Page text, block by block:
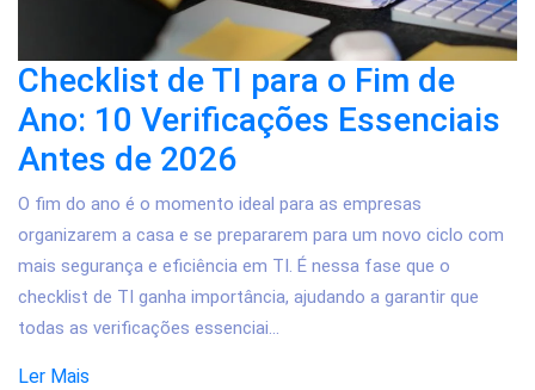
Checklist de TI para o Fim de
Ano: 10 Verificações Essenciais
Antes de 2026
O fim do ano é o momento ideal para as empresas
organizarem a casa e se prepararem para um novo ciclo com
mais segurança e eficiência em TI. É nessa fase que o
checklist de TI ganha importância, ajudando a garantir que
todas as verificações essenciai...
Ler Mais